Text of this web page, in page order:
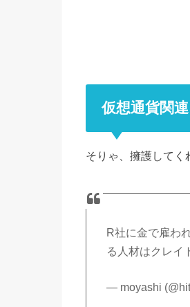
仮想通貨関連
そりゃ、擁護して
R社に金で雇わ
る人材はクレイ
— moyashi